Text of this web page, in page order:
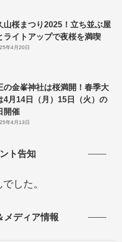
山桜まつり2025！立ち並ぶ屋
ライトアップで夜桜を満喫
年4月20日
の金峯神社は桜満開！春季大
4月14日（月）15日（火）の
開催
年4月13日
ト告知
した。
メディア情報